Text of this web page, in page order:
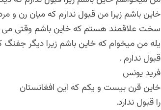
خاین باشم زیرا من قبول ندارم که میان رن و
سخت علاقمند هستم که خاین باشم وقتی می
یله من میخوام که خاین باشم زیرا دیگر
قبول ندارم .
فرید یونس
خاین قرن بیست و یکم که این افغانستان
را قبول ندارد.